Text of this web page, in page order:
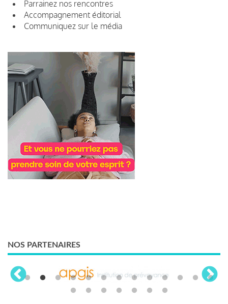
Parrainez nos rencontres
Accompagnement éditorial
Communiquez sur le média
NOS PARTENAIRES